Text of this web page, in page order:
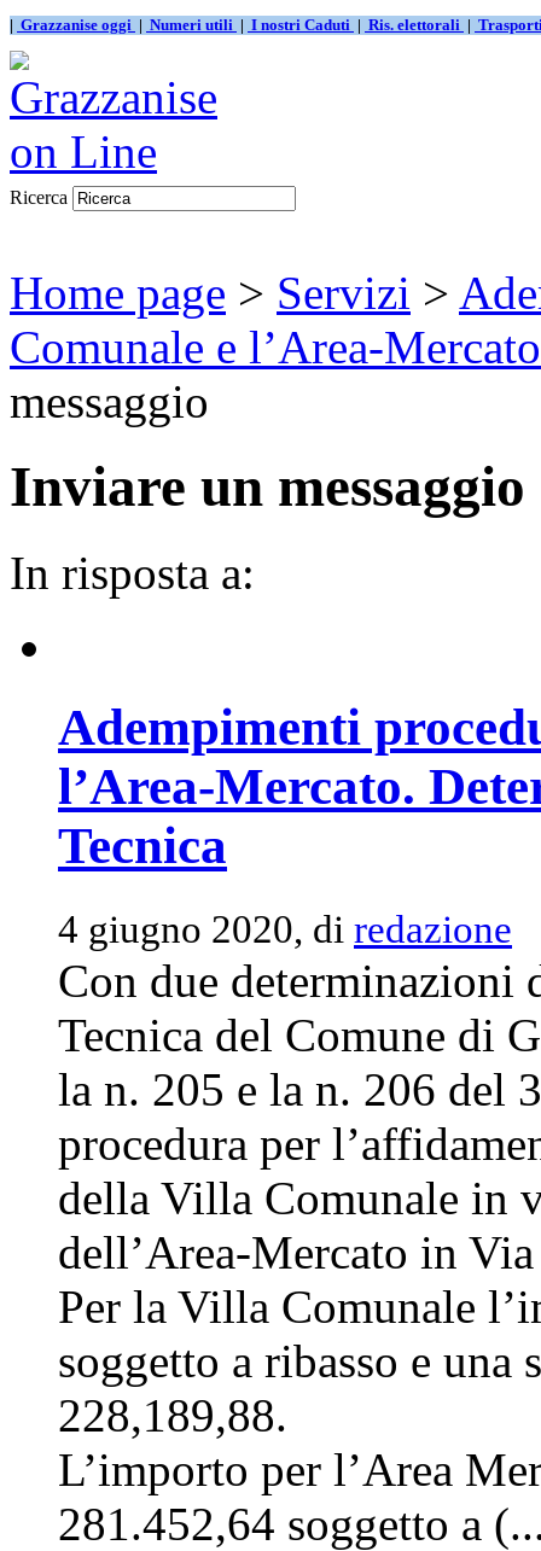
| Grazzanise oggi | Numeri utili | I nostri Caduti | Ris. elettorali |
Ricerca
Home page > Servizi >
Comunale e l’Area-
messaggio
Inviare un messaggio
In risposta a:
Adempimenti
l’Area-Mercato.
Tecnica
4 giugno 2020, di redazione
Con due determinazioni
Tecnica del Comune di
la n. 205 e la n. 206 del
procedura per
della Villa Comunale in
dell’Area-Mercato in
Per la Villa Comunale
soggetto a ribasso e una
228,189,88.
L’importo per l’Area
281.452,64 soggetto a